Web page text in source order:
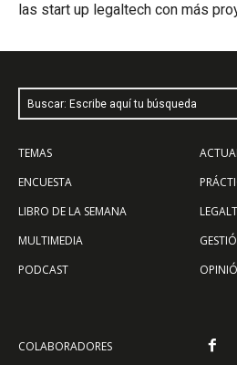
las start up legaltech con más
Buscar: Escribe aquí tu búsqueda
TEMAS
ENCUESTA
LIBRO DE LA SEMANA
MULTIMEDIA
PODCAST
COLABORADORES